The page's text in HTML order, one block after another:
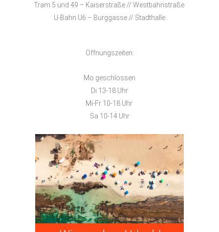
Tram 5 und 49 – Kaiserstraße // Westbahnstraße
U-Bahn U6 – Burggasse // Stadthalle
Öffnungszeiten:
Mo geschlossen
Di 13-18 Uhr
Mi-Fr 10-18 Uhr
Sa 10-14 Uhr